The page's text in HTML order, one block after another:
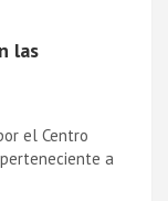
las
el Centro
perteneciente a